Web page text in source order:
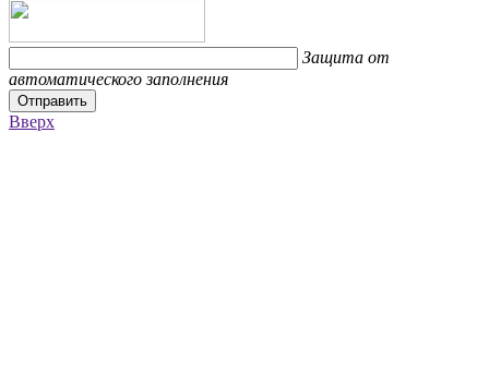
Защита от
автоматического заполнения
Отправить
Вверх